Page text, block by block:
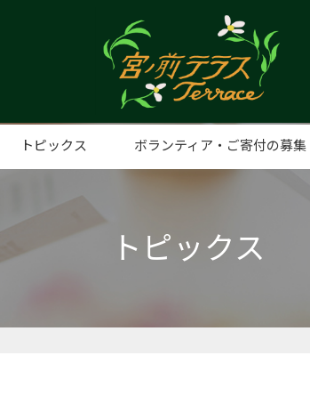
子ども食堂（みやまえ食堂）
みやまえ食堂（子ども食堂）
トピックス ボランティア・ご寄付の募集
トピックス